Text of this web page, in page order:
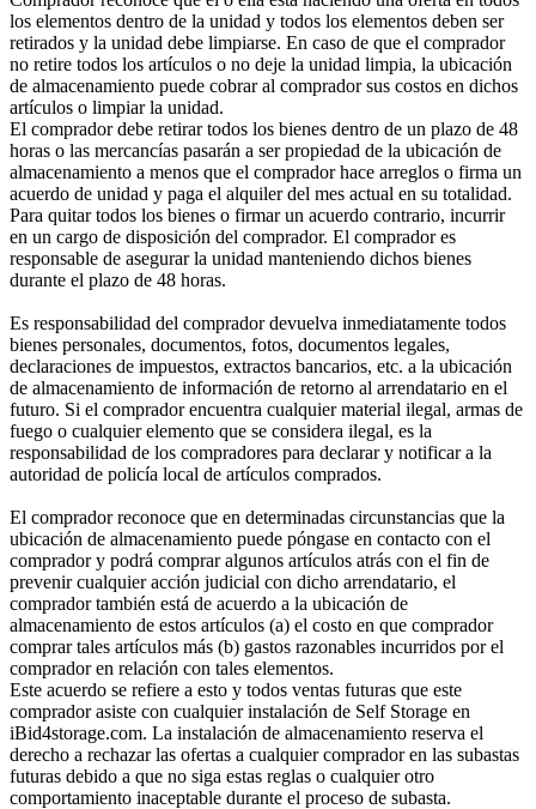
los elementos dentro de la unidad y todos los elementos deben ser
retirados y la unidad debe limpiarse. En caso de que el comprador
no retire todos los artículos o no deje la unidad limpia, la ubicación
de almacenamiento puede cobrar al comprador sus costos en dichos
artículos o limpiar la unidad.
El comprador debe retirar todos los bienes dentro de un plazo de 48
horas o las mercancías pasarán a ser propiedad de la ubicación de
almacenamiento a menos que el comprador hace arreglos o firma un
acuerdo de unidad y paga el alquiler del mes actual en su totalidad.
Para quitar todos los bienes o firmar un acuerdo contrario, incurrir
en un cargo de disposición del comprador. El comprador es
responsable de asegurar la unidad manteniendo dichos bienes
durante el plazo de 48 horas.
Es responsabilidad del comprador devuelva inmediatamente todos
bienes personales, documentos, fotos, documentos legales,
declaraciones de impuestos, extractos bancarios, etc. a la ubicación
de almacenamiento de información de retorno al arrendatario en el
futuro. Si el comprador encuentra cualquier material ilegal, armas de
fuego o cualquier elemento que se considera ilegal, es la
responsabilidad de los compradores para declarar y notificar a la
autoridad de policía local de artículos comprados.
El comprador reconoce que en determinadas circunstancias que la
ubicación de almacenamiento puede póngase en contacto con el
comprador y podrá comprar algunos artículos atrás con el fin de
prevenir cualquier acción judicial con dicho arrendatario, el
comprador también está de acuerdo a la ubicación de
almacenamiento de estos artículos (a) el costo en que comprador
comprar tales artículos más (b) gastos razonables incurridos por el
comprador en relación con tales elementos.
Este acuerdo se refiere a esto y todos ventas futuras que este
comprador asiste con cualquier instalación de Self Storage en
iBid4storage.com. La instalación de almacenamiento reserva el
derecho a rechazar las ofertas a cualquier comprador en las subastas
futuras debido a que no siga estas reglas o cualquier otro
comportamiento inaceptable durante el proceso de subasta.